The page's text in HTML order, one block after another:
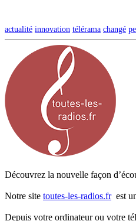
actualité innovation télérama changé
Découvrez la nouvelle façon
Notre site toutes-les-radios.frest un
Depuis votre ordinateur ou votre